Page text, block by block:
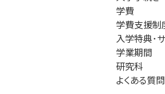
学費
学費支援制
入学特典･
学業期間
研究科
よくある質問